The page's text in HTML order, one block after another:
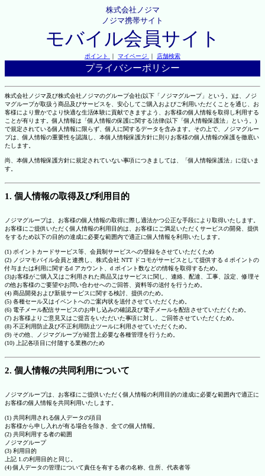
株式会社ノジマ
ノジマ携帯サイト
モバイル会員サイト
ポイント ｜ マイページ ｜ 店舗検索
プライバシーポリシー
株式会社ノジマ及び株式会社ノジマのグループ会社(以下「ノジマグループ」という。)は、ノジ
マグループが取扱う商品及びサービスを、安心してご購入およびご利用いただくことを通じ、お
客様により豊かでより快適な生活体験に貢献できますよう、お客様の個人情報を取得し利用する
ことが有ります。個人情報は「個人情報の保護に関する法律(以下「個人情報保護法」という。)
で規定されている個人情報に限らず、個人に関するデータを含みます。その上で、ノジマグルー
プは、個人情報の重要性を認識し、本個人情報保護方針に則りお客様の個人情報の保護を徹底い
たします。
尚、本個人情報保護方針に規定されていない事項につきましては、「個人情報保護法」に従いま
す。
1. 個人情報の取得及び利用目的
ノジマグループは、お客様の個人情報の取得に際し適法かつ公正な手段により取得いたします。
お客様にご提供いただく個人情報の利用目的は、お客様にご満足いただくサービスの開発、提供
をするため以下の目的の達成に必要な範囲内で適正に個人情報を利用いたします。
(1) ポイントカードサービス等、会員制サービスへの登録をさせていただくため
(2) ノジマモバイル会員と連携し、株式会社 NTT ドコモがサービスとして提供する d ポイントの
付与または利用に関するd アカウント、d ポイント数などの情報を取得するため。
(3)お客様がご購入又はご利用された商品又はサービスに関し、連絡、配達、工事、設定、修理そ
の他お客様のご要望やお問い合わせへのご回答、資料等の送付を行うため。
(4) 商品開発および新規サービスに関する検討、提供のため。
(5) 各種セール又はイベントへのご案内状を送付させていただくため。
(6) 電子メール配信サービスのお申し込みの確認及び電子メールを配信させていただくため。
(7) お客様よりご意見又はご提言をいただいた事項に対し、ご回答させていただくため。
(8) 不正利用防止及び不正利用防止ツールに利用させていただくため。
(9) その他、ノジマグループが経営上必要な各種管理を行うため。
(10) 上記各項目に付随する業務のため
2. 個人情報の共同利用について
ノジマグループは、お客様にご提供いただく個人情報の利用目的の達成に必要な範囲内で適正に
お客様の個人情報を共同利用いたします。
(1) 共同利用される個人データの項目
お客様から申し入れが有る場合を除き、全ての個人情報。
(2) 共同利用する者の範囲
ノジマグループ
(3) 利用目的
上記 1.の利用目的と同じ。
(4) 個人データの管理について責任を有する者の名称、住所、代表者等